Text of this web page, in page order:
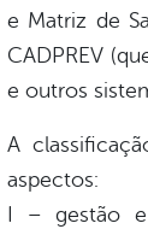
e Matriz de
CADPREV
e outros
A
aspectos:
I – gestão